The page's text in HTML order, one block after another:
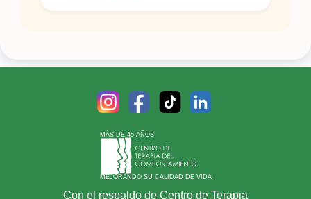
Impulsividad
Problemas conductuales
Problemas de aprendizaje
Problemas de asertividad
Problemas de autocontrol
Problemas derivados de enfermedad
MÁS DE 45 AÑOS
MEJORANDO SU CALIDAD DE VIDA
Con el respaldo de Centro de Terapia